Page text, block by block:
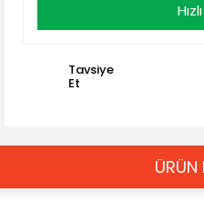
Tavsiye
Et
ÜRÜN